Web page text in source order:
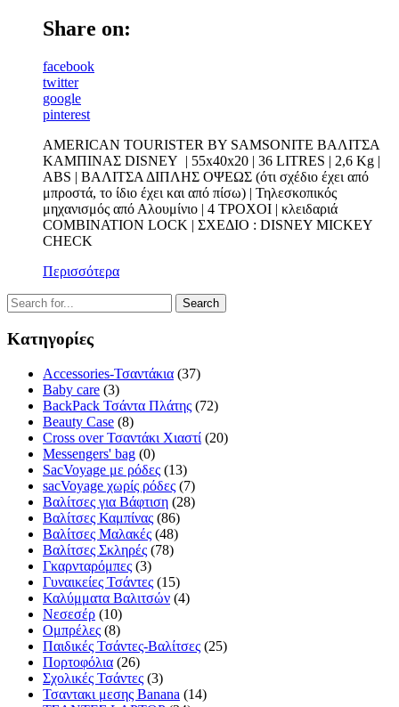
Share on:
facebook
twitter
google
pinterest
AMERICAN TOURISTER BY SAMSONITE ΒΑΛΙΤΣΑ
ΚΑΜΠΙΝΑΣ DISNEY | 55x40x20 | 36 LITRES | 2,6 Kg |
ABS | ΒΑΛΙΤΣΑ ΔΙΠΛΗΣ ΟΨΕΩΣ (ότι σχέδιο έχει από
μπροστά, το ίδιο έχει και από πίσω) | Τηλεσκοπικός
μηχανισμός από Αλουμίνιο | 4 TΡOXOI | κλειδαριά
COMBINATION LOCK | ΣΧΕΔΙΟ : DISNEY MICKEY
CHECK
Περισσότερα
Κατηγορίες
Accessories-Τσαντάκια (37)
Baby care (3)
BackPack Τσάντα Πλάτης (72)
Beauty Case (8)
Cross over Τσαντάκι Χιαστί (20)
Messengers' bag (0)
SacVoyage με ρόδες (13)
sacVoyage χωρίς ρόδες (7)
Βαλίτσες για Βάφτιση (28)
Βαλίτσες Καμπίνας (86)
Βαλίτσες Μαλακές (48)
Βαλίτσες Σκληρές (78)
Γκαρνταρόμπες (3)
Γυναικείες Τσάντες (15)
Καλύμματα Βαλιτσών (4)
Νεσεσέρ (10)
Ομπρέλες (8)
Παιδικές Τσάντες-Βαλίτσες (25)
Πορτοφόλια (26)
Σχολικές Τσάντες (3)
Τσαντακι μεσης Banana (14)